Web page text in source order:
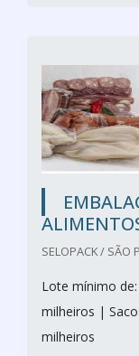
SELOPACK / SÃO
Lote mínimo
milheiros |
milheiros